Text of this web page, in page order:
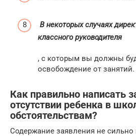
В некоторых случаях
классного руководителя
, с которым вы должны
освобождение от занятий.
Как правильно написать
отсутствии ребенка в
обстоятельствам?
Содержание заявления не сильно